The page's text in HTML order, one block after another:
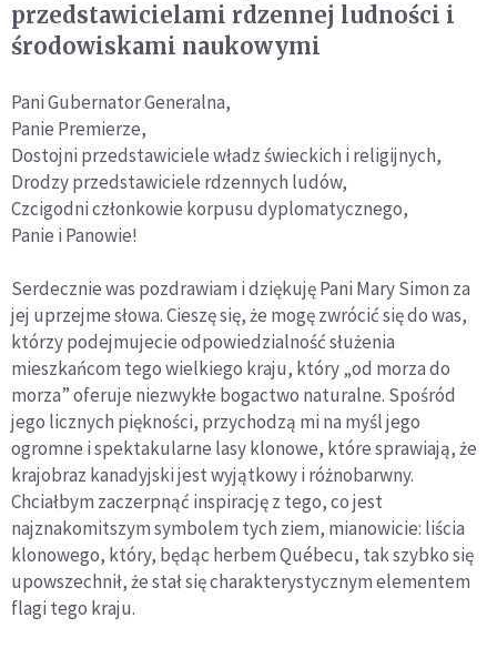
przedstawicielami rdzennej ludności i
środowiskami naukowymi
Pani Gubernator Generalna,
Panie Premierze,
Dostojni przedstawiciele władz świeckich i religijnych,
Drodzy przedstawiciele rdzennych ludów,
Czcigodni członkowie korpusu dyplomatycznego,
Panie i Panowie!
Serdecznie was pozdrawiam i dziękuję Pani Mary Simon za
jej uprzejme słowa. Cieszę się, że mogę zwrócić się do was,
którzy podejmujecie odpowiedzialność służenia
mieszkańcom tego wielkiego kraju, który „od morza do
morza” oferuje niezwykłe bogactwo naturalne. Spośród
jego licznych piękności, przychodzą mi na myśl jego
ogromne i spektakularne lasy klonowe, które sprawiają, że
krajobraz kanadyjski jest wyjątkowy i różnobarwny.
Chciałbym zaczerpnąć inspirację z tego, co jest
najznakomitszym symbolem tych ziem, mianowicie: liścia
klonowego, który, będąc herbem Québecu, tak szybko się
upowszechnił, że stał się charakterystycznym elementem
flagi tego kraju.